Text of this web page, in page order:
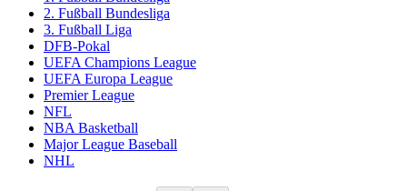
2. Fußball Bundesliga
3. Fußball Liga
DFB-Pokal
UEFA Champions League
UEFA Europa League
Premier League
NFL
NBA Basketball
Major League Baseball
NHL